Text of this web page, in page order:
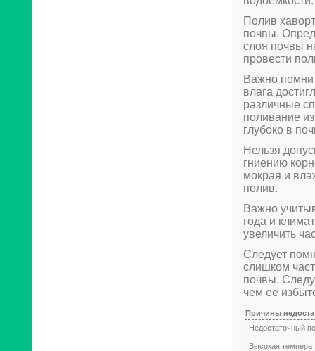
Полив
почвы.
слоя почвы
провести
Важно
влага
различные
поливание
глубоко в
Нельзя
гниению
мокрая и
полив.
Важно
года и
увеличить
Следует
слишком
почвы.
чем ее
Причины
Недостаточный
Высокая